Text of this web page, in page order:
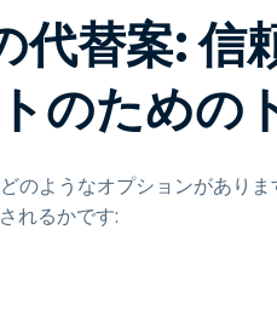
替案: 信
のための
のようなオプションがあり
れるかです: